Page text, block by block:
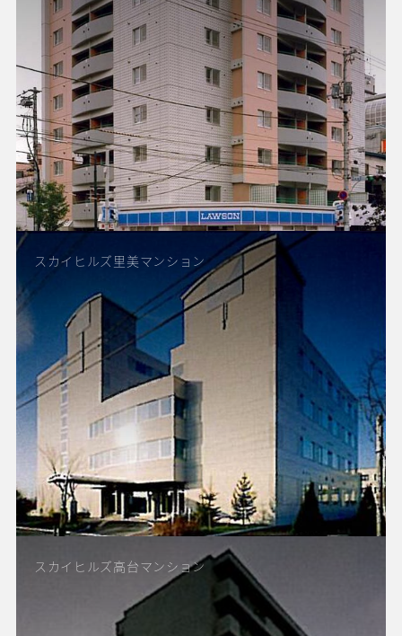
スカイヒルズ里美マンション
スカイヒルズ高台マンション